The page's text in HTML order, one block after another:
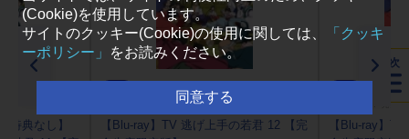
特典なし】
【Blu-ray】TV 逃げ上手の若君 12 【完
2027/01/27 発売
【Blu-ray】
目次
(Cookie)を使用しています。
サイトのクッキー(Cookie)の使用に関しては、
「クッキ
ーポリシー」
をお読みください。
同意する